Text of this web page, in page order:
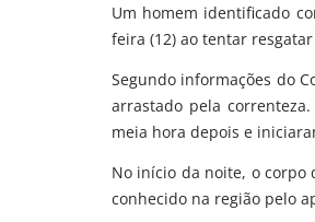
Um homem identificado
feira (12) ao tentar
Segundo informações do
arrastado pela
meia hora depois e
No início da noite, o corpo
conhecido na região pelo